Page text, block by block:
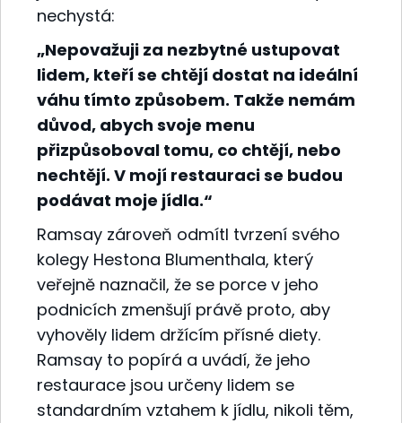
nechystá:
„Nepovažuji za nezbytné ustupovat
lidem, kteří se chtějí dostat na ideální
váhu tímto způsobem. Takže nemám
důvod, abych svoje menu
přizpůsoboval tomu, co chtějí, nebo
nechtějí. V mojí restauraci se budou
podávat moje jídla.“
Ramsay zároveň odmítl tvrzení svého
kolegy Hestona Blumenthala, který
veřejně naznačil, že se porce v jeho
podnicích zmenšují právě proto, aby
vyhověly lidem držícím přísné diety.
Ramsay to popírá a uvádí, že jeho
restaurace jsou určeny lidem se
standardním vztahem k jídlu, nikoli těm,